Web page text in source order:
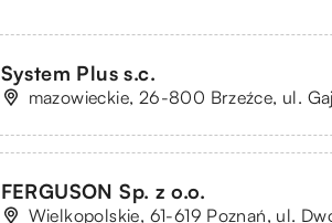
System Plus s.c.
mazowieckie, 26-800 Brzeźce, ul.
FERGUSON Sp. z o.o.
Wielkopolskie, 61-619 Poznań, ul.